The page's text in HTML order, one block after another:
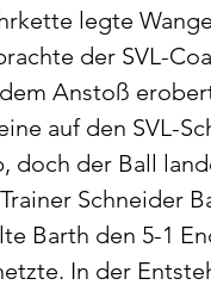
legte
der SVL-
Anstoß
auf den SVL-
doch der Ball
Schneider
Barth den 5-1
In der